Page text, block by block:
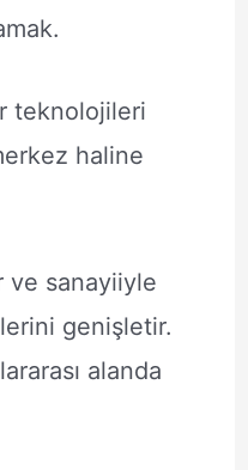
teknolojileri
haline
ve sanayiiyle
genişletir.
alanda